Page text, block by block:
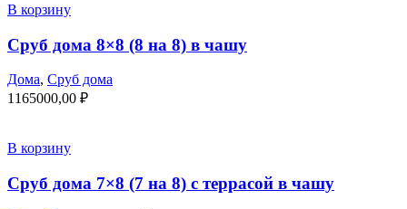
В корзину
Сруб дома 8×8 (8 на 8) в чашу
Дома, Сруб дома
1165000,00 ₽
В корзину
Сруб дома 7×8 (7 на 8) с террасой в чашу